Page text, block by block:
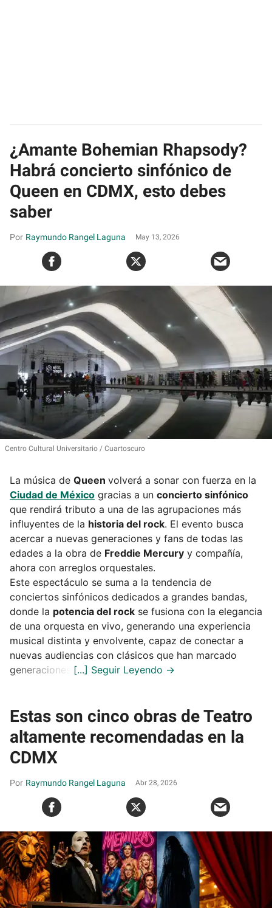
¿Amante Bohemian Rhapsody?
Habrá concierto sinfónico de
Queen en CDMX, esto debes
saber
Raymundo Rangel Laguna May 13, 2026
Centro Cultural Universitario Cuartoscuro
La música de Queen volverá a sonar con fuerza en la
Ciudad de México gracias a un concierto sinfónico
que rendirá tributo a una de las agrupaciones más
influyentes de la historia del rock. El evento busca
acercar a nuevas generaciones y fans de todas las
edades a la obra de Freddie Mercury y compañía,
ahora con arreglos orquestales.
Este espectáculo se suma a la tendencia de
conciertos sinfónicos dedicados a grandes bandas,
donde la potencia del rock se fusiona con la elegancia
de una orquesta en vivo, generando una experiencia
musical distinta y envolvente, capaz de conectar a
nuevas audiencias con clásicos que han marcado
generaciones.
Estas son cinco obras de Teatro
altamente recomendadas en la
CDMX
Raymundo Rangel Laguna Abr 28, 2026